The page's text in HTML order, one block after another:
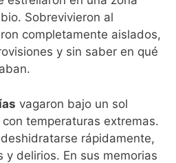
Sobrevivieron al
completamente aislados,
y sin saber en qué
vagaron bajo un sol
temperaturas extremas.
rápidamente,
y delirios. En sus memorias